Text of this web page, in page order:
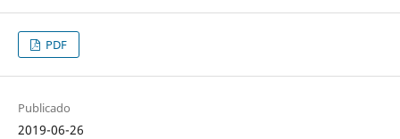
PDF
Publicado
2019-06-26